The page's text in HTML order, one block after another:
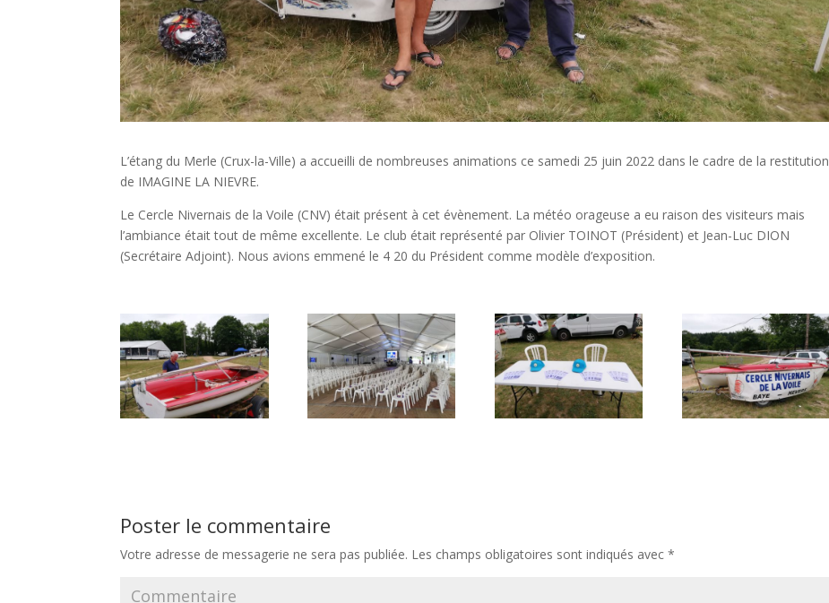
L’étang du Merle (Crux-la-Ville) a accueilli de nombreuses animations ce samedi 25 juin 2022 dans le cadre de la restitution
de IMAGINE LA NIEVRE.
Le Cercle Nivernais de la Voile (CNV) était présent à cet évènement. La météo orageuse a eu raison des visiteurs mais
l’ambiance était tout de même excellente. Le club était représenté par Olivier TOINOT (Président) et Jean-Luc DION
(Secrétaire Adjoint). Nous avions emmené le 4 20 du Président comme modèle d’exposition.
Poster le commentaire
Votre adresse de messagerie ne sera pas publiée. Les champs obligatoires sont indiqués avec*